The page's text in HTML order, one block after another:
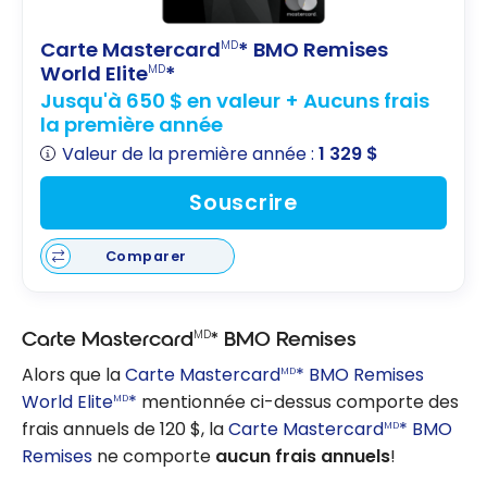
Carte MastercardMD* BMO Remises
World EliteMD*
Jusqu'à 650 $ en valeur + Aucuns frais
la première année
Valeur de la première année :1 329 $
Souscrire
Comparer
Carte MastercardMD* BMO Remises
Alors que laCarte MastercardMD* BMO Remises
World EliteMD* mentionnée ci-dessus comporte des
frais annuels de 120 $, laCarte MastercardMD* BMO
Remises ne comporte aucun frais annuels!